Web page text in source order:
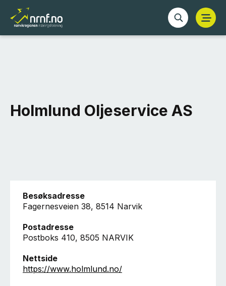
Holmlund Oljeservice AS
Besøksadresse
Fagernesveien 38, 8514 Narvik
Postadresse
Postboks 410, 8505 NARVIK
Nettside
https://www.holmlund.no/